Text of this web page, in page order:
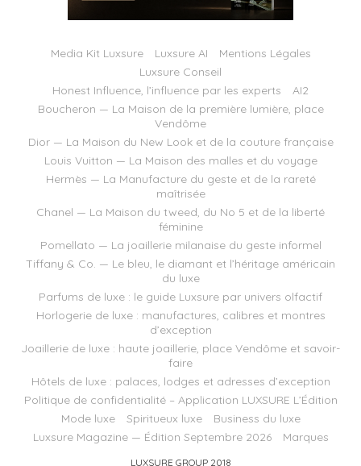
Media Kit Luxsure Luxsure AI
Mentions Légales
Luxsure Conseil
Honest Influence, l’influence par les experts
AI2
Boucheron — La Maison de la première lumière, place
Vendôme
Dior — La Maison du New Look et de la couture française
Louis Vuitton — La Maison des malles et du voyage
Hermès — La Manufacture du geste et de la rareté
maîtrisée
Chanel — La Maison du tweed, du No 5 et de la liberté
féminine
Pomellato — La joaillerie milanaise du geste informel
Tiffany & Co. — Le bleu, le diamant et l’héritage américain
du luxe
Parfums de luxe : le guide Luxsure par univers olfactif
Horlogerie de luxe : manufactures, calibres et montres
d’exception
Joaillerie de luxe : haute joaillerie, place Vendôme et savoir-
faire
Hôtels de luxe : palaces, lodges et adresses d’exception
Politique de confidentialité – Application LUXSURE L’Édition
Mode luxe
Spiritueux luxe
Business du luxe
Luxsure Magazine — Édition Septembre 2026
Marques
LUXSURE GROUP 2018